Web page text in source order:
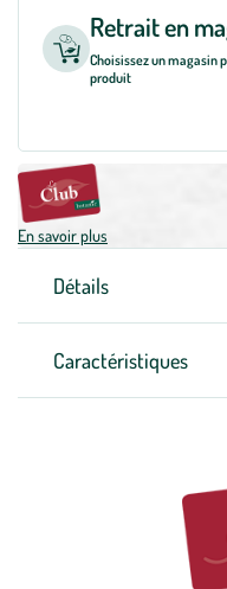
Retrait en
Choisissez un magasin
produit
En savoir plus
Détails
Caractéristiques